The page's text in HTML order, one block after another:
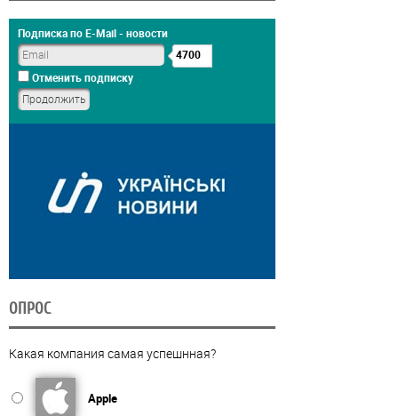
Подписка по E-Mail - новости
4700
Отменить подписку
ОПРОС
Какая компания самая успешнная?
Apple